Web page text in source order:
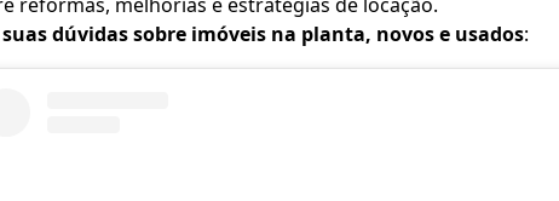
dúvidas sobre imóveis na planta, novos e usados: